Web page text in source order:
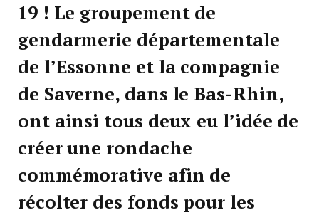
19 ! Le groupement de
gendarmerie départementale
de l’Essonne et la compagnie
de Saverne, dans le Bas-Rhin,
ont ainsi tous deux eu l’idée de
créer une rondache
commémorative afin de
récolter des fonds pour les